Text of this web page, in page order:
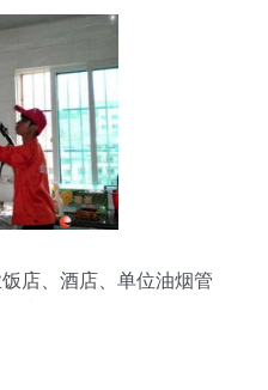
店、酒店、单位油烟管